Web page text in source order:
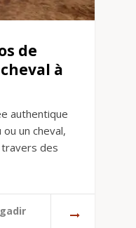
de
à
authentique
un cheval,
travers des